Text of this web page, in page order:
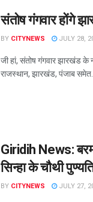
संतोष गंगवार होंगे
BY CITYNEWS JULY 28,
जी हां, संतोष गंगवार झारखंड के
राजस्थान, झारखंड, पंजाब समेत...
Giridih News:
सिन्हा के चौथी
BY CITYNEWS JULY 27,